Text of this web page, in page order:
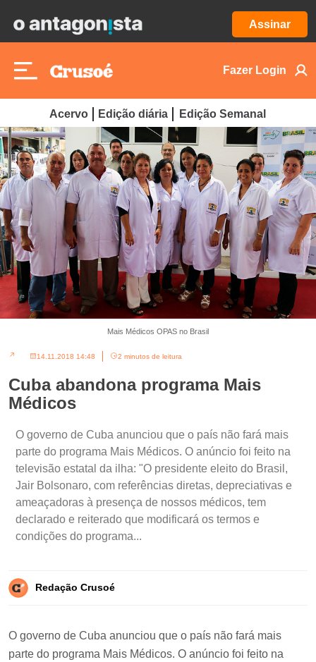
Assinar
Fazer Login
Acervo Edição diária Edição Semanal
Mais Médicos OPAS no Brasil
14.11.2018 14:48 2 minutos de leitura
Cuba abandona programa Mais
Médicos
O governo de Cuba anunciou que o país não fará mais
parte do programa Mais Médicos. O anúncio foi feito na
televisão estatal da ilha: "O presidente eleito do Brasil,
Jair Bolsonaro, com referências diretas, depreciativas e
ameaçadoras à presença de nossos médicos, tem
declarado e reiterado que modificará os termos e
condições do programa...
Redação Crusoé
O governo de Cuba anunciou que o país não fará mais
parte do programa Mais Médicos. O anúncio foi feito na